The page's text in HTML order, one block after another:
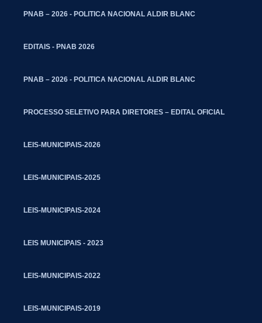
PNAB – 2026 - POLITICA NACIONAL ALDIR BLANC
EDITAIS - PNAB 2026
PNAB – 2026 - POLITICA NACIONAL ALDIR BLANC
PROCESSO SELETIVO PARA DIRETORES – EDITAL OFICIAL
LEIS-MUNICIPAIS-2026
LEIS-MUNICIPAIS-2025
LEIS-MUNICIPAIS-2024
LEIS MUNICIPAIS - 2023
LEIS-MUNICIPAIS-2022
LEIS-MUNICIPAIS-2019